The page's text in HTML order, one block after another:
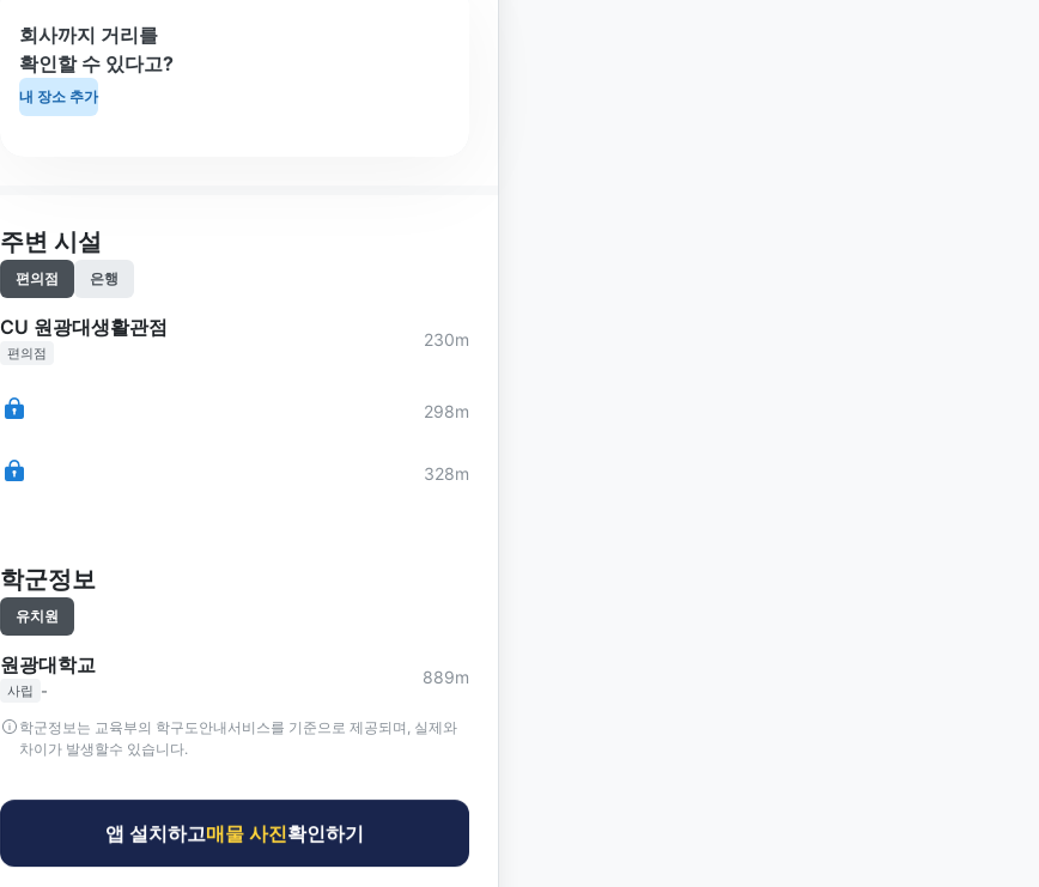
회사까지 거리를
확인할 수 있다고?
내 장소 추가
주변 시설
편의점 은행
CU 원광대생활관점
편의점
230m
298m
328m
학군정보
유치원
원광대학교
사립 -
889m
학군정보는 교육부의 학구도안내서비스를 기준으로 제공되며, 실제와
차이가 발생할수 있습니다.
앱 설치하고매물 사진확인하기